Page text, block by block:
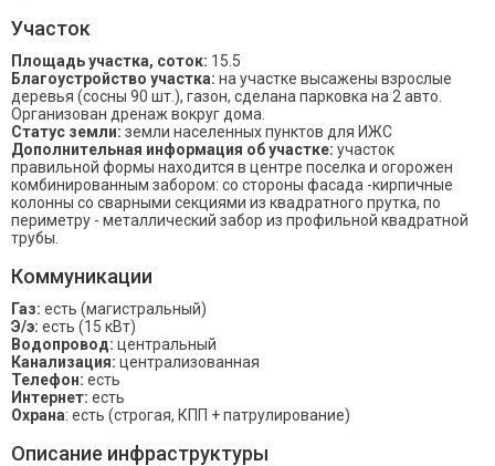
Участок
Площадь участка, соток: 15.5
Благоустройство участка: на участке высажены взрослые
деревья (сосны 90 шт.), газон, сделана парковка на 2 авто.
Организован дренаж вокруг дома.
Статус земли: земли населенных пунктов для ИЖС
Дополнительная информация об участке: участок
правильной формы находится в центре поселка и огорожен
комбинированным забором: со стороны фасада -кирпичные
колонны со сварными секциями из квадратного прутка, по
периметру - металлический забор из профильной квадратной
трубы.
Коммуникации
Газ: есть (магистральный)
Э/э: есть (15 кВт)
Водопровод: центральный
Канализация: централизованная
Телефон: есть
Интернет: есть
Охрана: есть (строгая, КПП + патрулирование)
Описание инфраструктуры